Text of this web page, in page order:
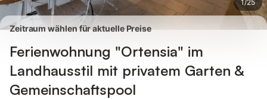
1/25
Zeitraum wählen für aktuelle Preise
Ferienwohnung "Ortensia" im
Landhausstil mit privatem Garten &
Gemeinschaftspool